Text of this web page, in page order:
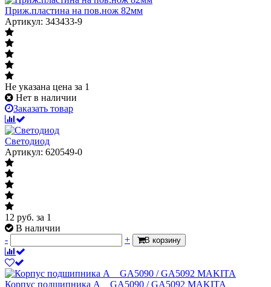
Приж.пластина на пов.нож 82мм
Артикул: 343433-9
Не указана цена за 1
Нет в наличии
Заказать товар
Светодиод
Артикул: 620549-0
12 руб. за 1
В наличии
-
+ В корзину
Корпус подшипника А__GA5090 / GA5092 MAKITA